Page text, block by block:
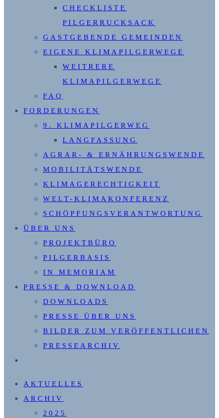
CHECKLISTE
PILGERRUCKSACK
GASTGEBENDE GEMEINDEN
EIGENE KLIMAPILGERWEGE
WEITRERE
KLIMAPILGERWEGE
FAQ
FORDERUNGEN
9. KLIMAPILGERWEG
LANGFASSUNG
AGRAR- & ERNÄHRUNGSWENDE
MOBILITÄTSWENDE
KLIMAGERECHTIGKEIT
WELT-KLIMAKONFERENZ
SCHÖPFUNGSVERANTWORTUNG
ÜBER UNS
PROJEKTBÜRO
PILGERBASIS
IN MEMORIAM
PRESSE & DOWNLOAD
DOWNLOADS
PRESSE ÜBER UNS
BILDER ZUM VERÖFFENTLICHEN
PRESSEARCHIV
UMSCHALTEN
AKTUELLES
ARCHIV
2025